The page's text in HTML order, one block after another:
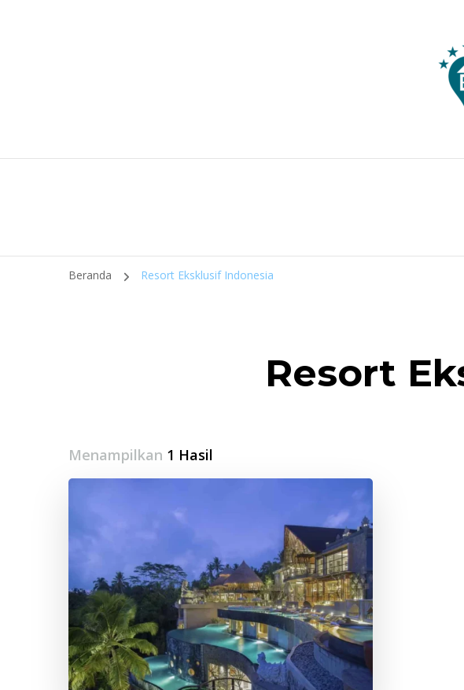
Nikmati
Beranda Resort Eksklusif Indonesia
Resort
Menampilkan 1 Hasil